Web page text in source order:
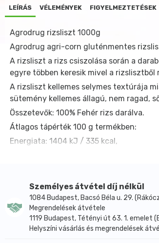
LEÍRÁS VÉLEMÉNYEK FIGYELMEZTETÉSEK
Agrodrug rizsliszt 1000g
Agrodrug agri-corn gluténmentes
A rizsliszt a rizs csiszolása során a
egyre többen keresik mivel a
A rizsliszt kellemes selymes textúrája
sütemény kellemes állagú, nem ragad,
Összetevők: 100% Fehér rizs darálva.
Átlagos tápérték 100 g termékben:
Energiata: 1404 kJ / 335 kcal,
Zsír 0,6 g
Száraz és hűvős helyen tárolandó.
Személyes átvétel díj nélkül
1084 Budapest, Bacsó Béla u. 29.
Megrendelések átvétele
1119 Budapest, Tétényi út 63. 1. emelet
Helyszíni vásárlás és megrendelések